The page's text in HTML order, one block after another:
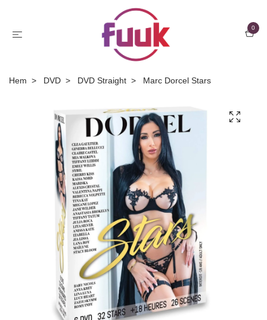
0
Hem DVD DVD Straight Marc Dorcel Stars